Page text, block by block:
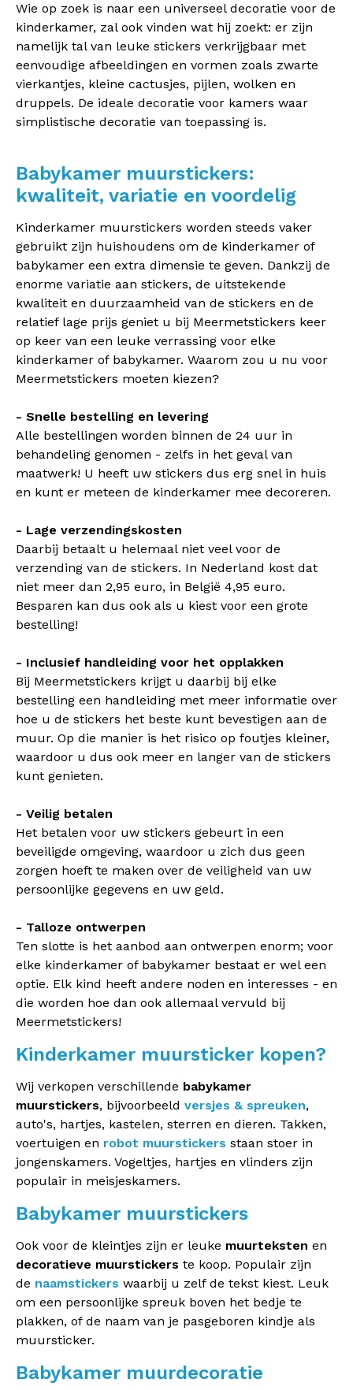
Wie op zoek is naar een universeel decoratie voor de
kinderkamer, zal ook vinden wat hij zoekt: er zijn
namelijk tal van leuke stickers verkrijgbaar met
eenvoudige afbeeldingen en vormen zoals zwarte
vierkantjes, kleine cactusjes, pijlen, wolken en
druppels. De ideale decoratie voor kamers waar
simplistische decoratie van toepassing is.
Babykamer muurstickers:
kwaliteit, variatie en voordelig
Kinderkamer muurstickers worden steeds vaker
gebruikt zijn huishoudens om de kinderkamer of
babykamer een extra dimensie te geven. Dankzij de
enorme variatie aan stickers, de uitstekende
kwaliteit en duurzaamheid van de stickers en de
relatief lage prijs geniet u bij Meermetstickers keer
op keer van een leuke verrassing voor elke
kinderkamer of babykamer. Waarom zou u nu voor
Meermetstickers moeten kiezen?
- Snelle bestelling en levering
Alle bestellingen worden binnen de 24 uur in
behandeling genomen - zelfs in het geval van
maatwerk! U heeft uw stickers dus erg snel in huis
en kunt er meteen de kinderkamer mee decoreren.
- Lage verzendingskosten
Daarbij betaalt u helemaal niet veel voor de
verzending van de stickers. In Nederland kost dat
niet meer dan 2,95 euro, in België 4,95 euro.
Besparen kan dus ook als u kiest voor een grote
bestelling!
- Inclusief handleiding voor het opplakken
Bij Meermetstickers krijgt u daarbij bij elke
bestelling een handleiding met meer informatie over
hoe u de stickers het beste kunt bevestigen aan de
muur. Op die manier is het risico op foutjes kleiner,
waardoor u dus ook meer en langer van de stickers
kunt genieten.
- Veilig betalen
Het betalen voor uw stickers gebeurt in een
beveiligde omgeving, waardoor u zich dus geen
zorgen hoeft te maken over de veiligheid van uw
persoonlijke gegevens en uw geld.
- Talloze ontwerpen
Ten slotte is het aanbod aan ontwerpen enorm; voor
elke kinderkamer of babykamer bestaat er wel een
optie. Elk kind heeft andere noden en interesses - en
die worden hoe dan ook allemaal vervuld bij
Meermetstickers!
Kinderkamer muursticker kopen?
Wij verkopen verschillende babykamer
muurstickers, bijvoorbeeld versjes & spreuken,
auto's, hartjes, kastelen, sterren en dieren. Takken,
voertuigen en robot muurstickers staan stoer in
jongenskamers. Vogeltjes, hartjes en vlinders zijn
populair in meisjeskamers.
Babykamer muurstickers
Ook voor de kleintjes zijn er leuke muurteksten en
decoratieve muurstickers te koop. Populair zijn
de naamstickers waarbij u zelf de tekst kiest. Leuk
om een persoonlijke spreuk boven het bedje te
plakken, of de naam van je pasgeboren kindje als
muursticker.
Babykamer muurdecoratie